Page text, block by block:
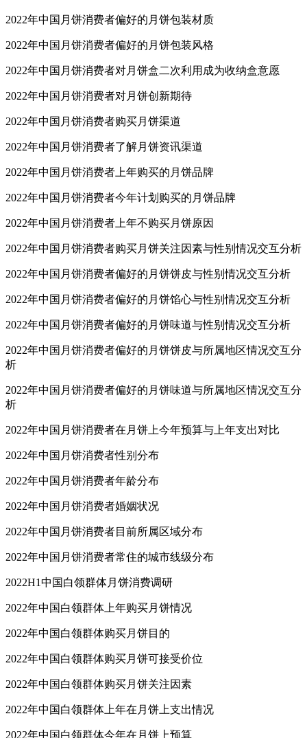
2022年中国月饼消费者偏好的月饼包装材质
2022年中国月饼消费者偏好的月饼包装风格
2022年中国月饼消费者对月饼盒二次利用成为收纳盒意愿
2022年中国月饼消费者对月饼创新期待
2022年中国月饼消费者购买月饼渠道
2022年中国月饼消费者了解月饼资讯渠道
2022年中国月饼消费者上年购买的月饼品牌
2022年中国月饼消费者今年计划购买的月饼品牌
2022年中国月饼消费者上年不购买月饼原因
2022年中国月饼消费者购买月饼关注因素与性别情况交互分析
2022年中国月饼消费者偏好的月饼饼皮与性别情况交互分析
2022年中国月饼消费者偏好的月饼馅心与性别情况交互分析
2022年中国月饼消费者偏好的月饼味道与性别情况交互分析
2022年中国月饼消费者偏好的月饼饼皮与所属地区情况交互分
析
2022年中国月饼消费者偏好的月饼味道与所属地区情况交互分
析
2022年中国月饼消费者在月饼上今年预算与上年支出对比
2022年中国月饼消费者性别分布
2022年中国月饼消费者年龄分布
2022年中国月饼消费者婚姻状况
2022年中国月饼消费者目前所属区域分布
2022年中国月饼消费者常住的城市线级分布
2022H1中国白领群体月饼消费调研
2022年中国白领群体上年购买月饼情况
2022年中国白领群体购买月饼目的
2022年中国白领群体购买月饼可接受价位
2022年中国白领群体购买月饼关注因素
2022年中国白领群体上年在月饼上支出情况
2022年中国白领群体今年在月饼上预算